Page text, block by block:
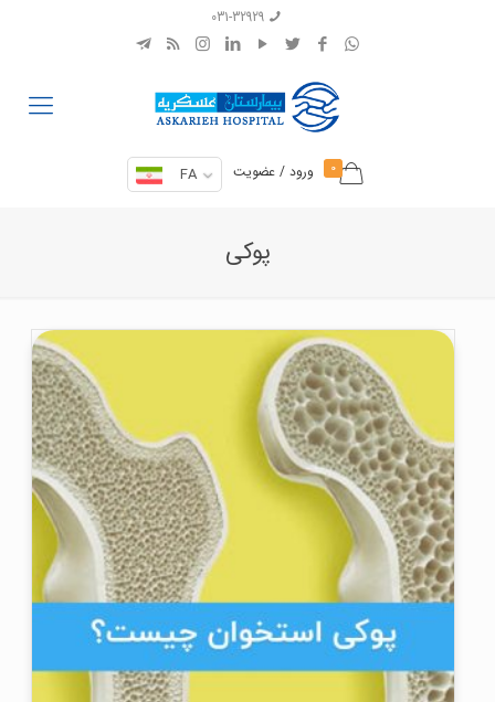
031-32929
0 ورود / عضویت FA
پوکی